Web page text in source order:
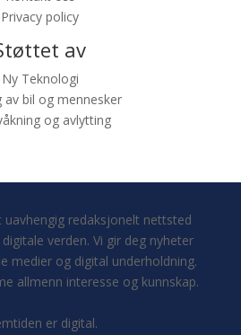
Privacy policy
av
Ny Teknologi
av bil og mennesker
og avlytting
uavhengig redaksjonelt nettsted
verden. Vi gir deg nyheter
medier og digital underholdning.
allmenn interesse og kunnskap.
er digital.